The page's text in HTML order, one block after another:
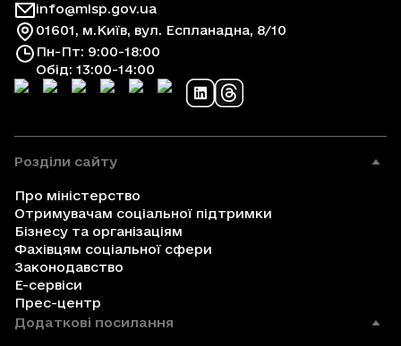
info@mlsp.gov.ua
01601, м.Київ, вул. Еспланадна, 8/10
Пн-Пт: 9:00-18:00
Обід: 13:00-14:00
Розділи сайту
Про міністерство
Отримувачам соціальної підтримки
Бізнесу та організаціям
Фахівцям соціальної сфери
Законодавство
Е-сервіси
Прес-центр
Додаткові посилання